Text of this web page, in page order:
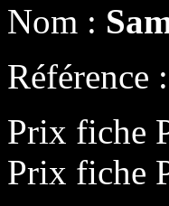
Nom :
Référence :
Prix fiche
Prix fiche